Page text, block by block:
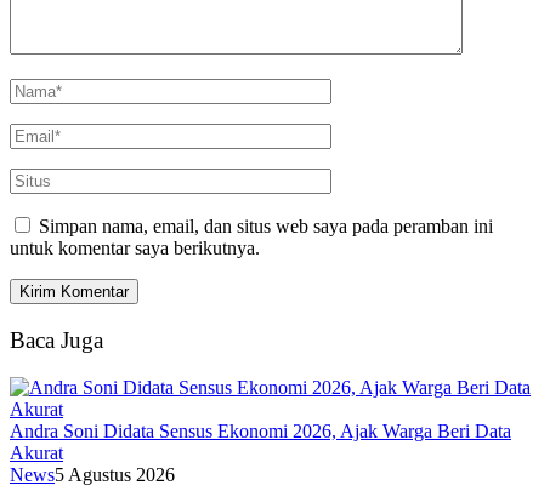
Simpan nama, email, dan situs web saya pada peramban ini
untuk komentar saya berikutnya.
Baca Juga
Andra Soni Didata Sensus Ekonomi 2026, Ajak Warga Beri Data
Akurat
News5 Agustus 2026